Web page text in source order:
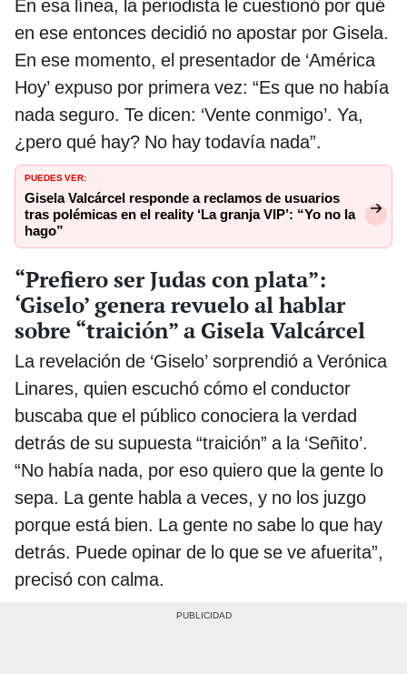
En esa línea, la periodista le cuestionó por qué
en ese entonces decidió no apostar por Gisela.
En ese momento, el presentador de ‘América
Hoy’ expuso por primera vez: “Es que no había
nada seguro. Te dicen: ‘Vente conmigo’. Ya,
¿pero qué hay? No hay todavía nada”.
PUEDES VER:
Gisela Valcárcel responde a reclamos de usuarios
tras polémicas en el reality ‘La granja VIP’: “Yo no la
hago”
“Prefiero ser Judas con plata”:
‘Giselo’ genera revuelo al hablar
sobre “traición” a Gisela Valcárcel
La revelación de ‘Giselo’ sorprendió a Verónica
Linares, quien escuchó cómo el conductor
buscaba que el público conociera la verdad
detrás de su supuesta “traición” a la ‘Señito’.
“No había nada, por eso quiero que la gente lo
sepa. La gente habla a veces, y no los juzgo
porque está bien. La gente no sabe lo que hay
detrás. Puede opinar de lo que se ve afuerita”,
precisó con calma.